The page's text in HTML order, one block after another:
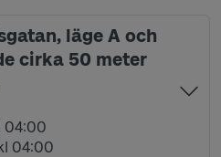
läge A och
cirka 50 meter
kl 04:00
04:00
kl 04:00
04:00